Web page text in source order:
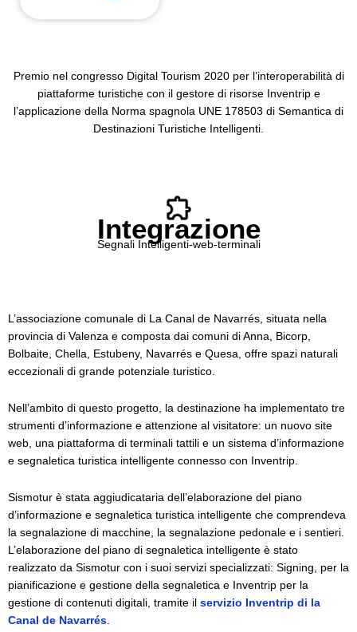
Premio nel congresso Digital Tourism 2020 per l’interoperabilità di
piattaforme turistiche con il gestore di risorse Inventrip e
l’applicazione della Norma spagnola UNE 178503 di Semantica di
Destinazioni Turistiche Intelligenti.
Integrazione
Segnali Intelligenti-web-terminali
L’associazione comunale di La Canal de Navarrés, situata nella
provincia di Valenza e composta dai comuni di Anna, Bicorp,
Bolbaite, Chella, Estubeny, Navarrés e Quesa, offre spazi naturali
eccezionali di grande potenziale turistico.
Nell’ambito di questo progetto, la destinazione ha implementato tre
strumenti d’informazione e attenzione al visitatore: un nuovo site
web, una piattaforma di terminali tattili e un sistema d’informazione
e segnaletica turistica intelligente connesso con Inventrip.
Sismotur è stata aggiudicataria dell’elaborazione del piano
d’informazione e segnaletica turistica intelligente che comprendeva
la segnalazione di macchine, la segnalazione pedonale e i sentieri.
L’elaborazione del piano di segnaletica intelligente è stato
realizzato da Sismotur con i suoi servizi specializzati: Signing, per la
pianificazione e gestione della segnaletica e Inventrip per la
gestione di contenuti digitali, tramite il servizio Inventrip di la
Canal de Navarrés